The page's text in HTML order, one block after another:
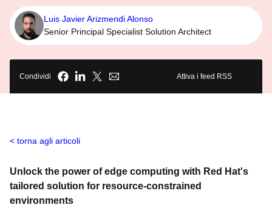
Luis Javier Arizmendi Alonso
Senior Principal Specialist Solution Architect
Condividi Attiva i feed RSS
torna agli articoli
Unlock the power of edge computing with Red Hat's
tailored solution for resource-constrained
environments